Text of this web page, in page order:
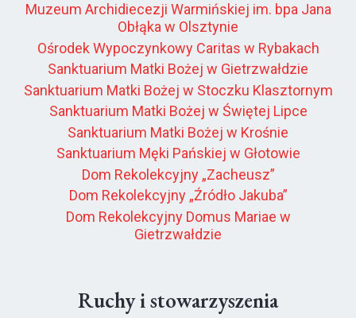
Muzeum Archidiecezji Warmińskiej im. bpa Jana
Obłąka w Olsztynie
Ośrodek Wypoczynkowy Caritas w Rybakach
Sanktuarium Matki Bożej w Gietrzwałdzie
Sanktuarium Matki Bożej w Stoczku Klasztornym
Sanktuarium Matki Bożej w Świętej Lipce
Sanktuarium Matki Bożej w Krośnie
Sanktuarium Męki Pańskiej w Głotowie
Dom Rekolekcyjny „Zacheusz”
Dom Rekolekcyjny „Źródło Jakuba”
Dom Rekolekcyjny Domus Mariae w
Gietrzwałdzie
Ruchy i stowarzyszenia